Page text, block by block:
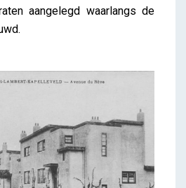
aangelegd waarlangs de